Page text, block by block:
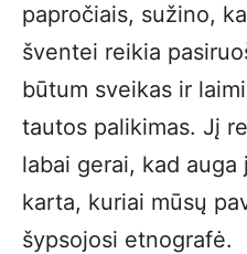
papročiais, sužino,
šventei reikia
būtum sveikas ir
tautos palikimas. Jį
labai gerai, kad
karta, kuriai mūsų
šypsojosi etnografė.